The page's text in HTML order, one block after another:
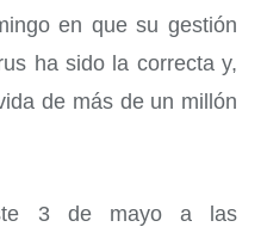
en que su gestión
ha sido la correcta y,
de más de un millón
3 de mayo a las